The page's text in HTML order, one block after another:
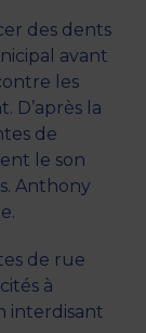
des dents
avant
les
D’après la
de
le son
Anthony
de rue
à
interdisant